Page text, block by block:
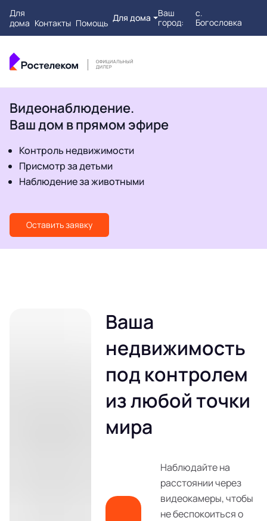
Для
дома Контакты Помощь Для дома
Ваш
город:
с.
Богословка
Видеонаблюдение.
Ваш дом в прямом эфире
Контроль недвижимости
Присмотр за детьми
Наблюдение за животными
Оставить заявку
Ваша
недвижимость
под контролем
из любой точки
мира
Наблюдайте на
расстоянии через
видеокамеры, чтобы
не беспокоиться о